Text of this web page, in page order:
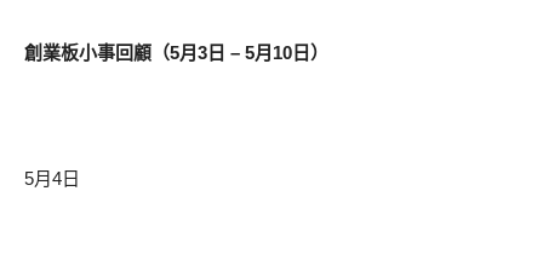
創業板小事回顧（5月3日 – 5月10日）
5月4日